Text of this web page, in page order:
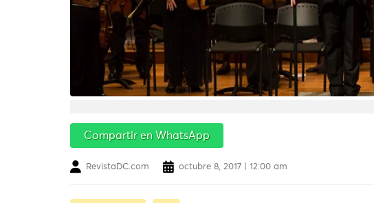
Compartir en WhatsApp
RevistaDC.com octubre 8, 2017 | 12:00 am